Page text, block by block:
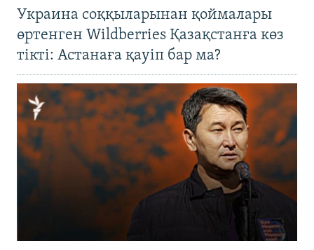
Украина соққыларынан қоймалары
өртенген Wildberries Қазақстанға көз
тікті: Астанаға қауіп бар ма?